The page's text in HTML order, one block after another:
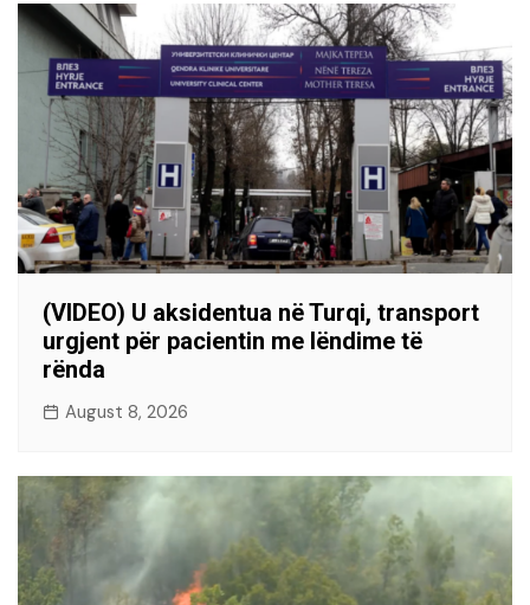
(VIDEO) U aksidentua në Turqi, transport
urgjent për pacientin me lëndime të
rënda
August 8, 2026